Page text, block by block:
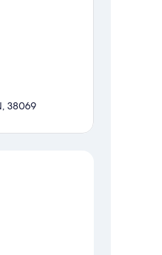
38069